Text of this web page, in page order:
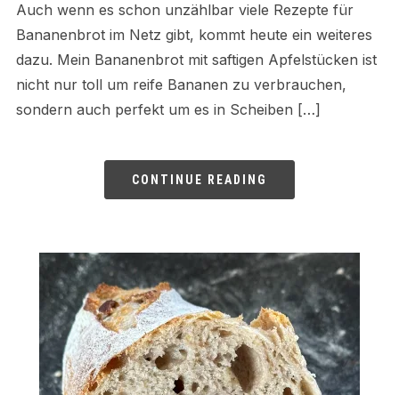
Auch wenn es schon unzählbar viele Rezepte für
Bananenbrot im Netz gibt, kommt heute ein weiteres
dazu. Mein Bananenbrot mit saftigen Apfelstücken ist
nicht nur toll um reife Bananen zu verbrauchen,
sondern auch perfekt um es in Scheiben […]
CONTINUE READING